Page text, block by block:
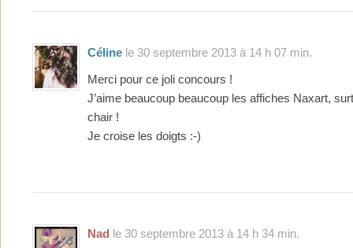
Céline le 30 septembre 2013 à 14 h 07 min.
Merci pour ce joli concours !
J’aime beaucoup beaucoup les affiches Naxart,
chair !
Je croise les doigts :-)
Nad le 30 septembre 2013 à 14 h 34 min.